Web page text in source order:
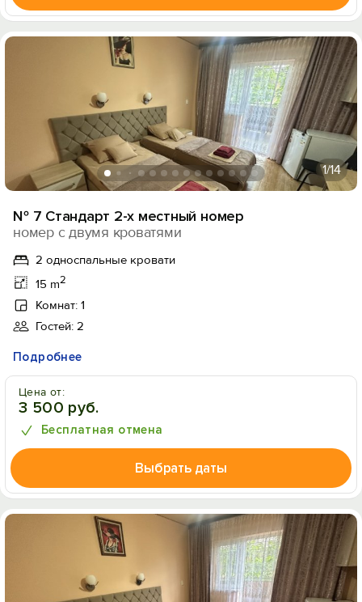
1/14
№ 7 Стандарт 2-х местный номер
номер с двумя кроватями
2 односпальные кровати
15 m2
Комнат: 1
Гостей: 2
Подробнее
Цена от:
3 500 руб.
Бесплатная отмена
Выбрать даты